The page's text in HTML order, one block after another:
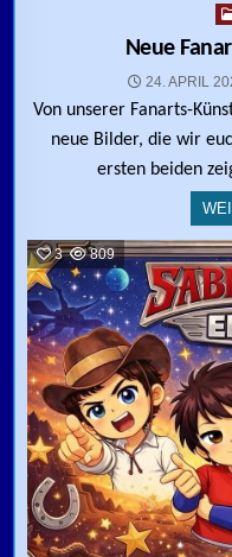
Neue
24. APRIL
Von unserer Fanarts-
neue Bilder, die wir
ersten beiden
3 809